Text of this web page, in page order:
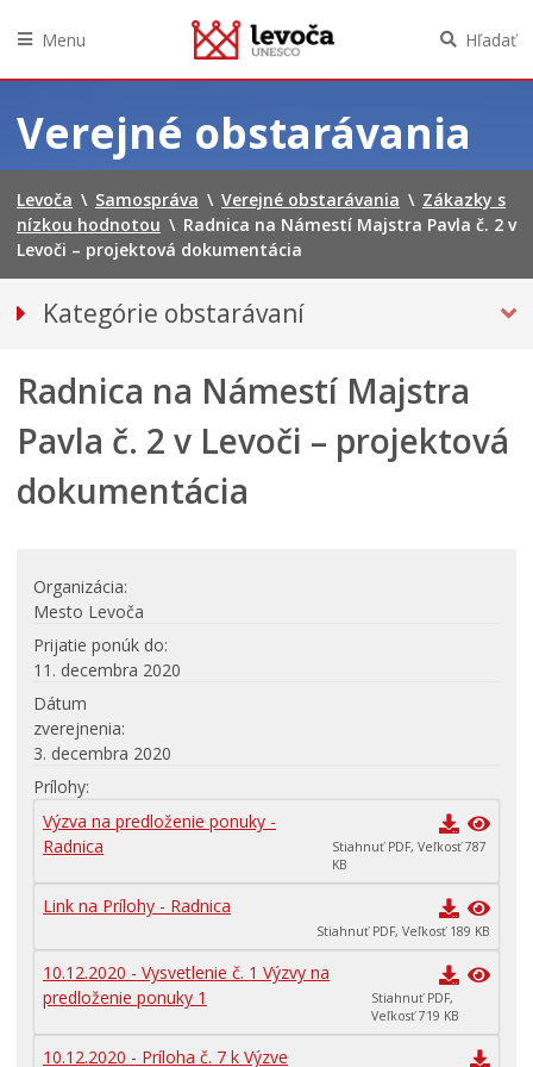
na
obsah
Menu Hľadať
Verejné obstarávania
Levoča \ Samospráva \ Verejné obstarávania \ Zákazky s
nízkou hodnotou \ Radnica na Námestí Majstra Pavla č. 2 v
Levoči – projektová dokumentácia
Kategórie obstarávaní
Nadlimitné, podlimitné
Súhrnné správy
Úrad pre verejné obstarávanie – profil mesta Levoča ako
Radnica na Námestí Majstra
Pavla č. 2 v Levoči – projektová
dokumentácia
Organizácia
Mesto Levoča
Prijatie ponúk do
11. decembra 2020
Dátum
zverejnenia
3. decembra 2020
Prílohy
Výzva na predloženie ponuky -
Radnica
Stiahnuť PDF, Veľkosť 787
KB
Link na Prílohy - Radnica
Stiahnuť PDF, Veľkosť 189 KB
10.12.2020 - Vysvetlenie č. 1 Výzvy na
predloženie ponuky 1
Stiahnuť PDF,
Veľkosť 719 KB
10.12.2020 - Príloha č. 7 k Výzve